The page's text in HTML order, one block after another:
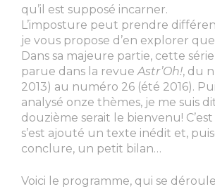
qu’il est supposé incarner.
L’imposture peut prendre
je vous propose d’en explorer
Dans sa majeure partie, cette
parue dans la revueAstr’Oh!, du
2013) au numéro 26 (été 2016).
analysé onze thèmes, je me suis
douzième serait le bienvenu!
s’est ajouté un texte inédit et,
conclure, un petit bilan…
Voici le programme, qui se